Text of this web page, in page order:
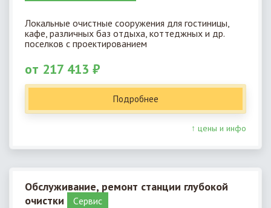
Локальные очистные сооружения для гостиницы,
кафе, различных баз отдыха, коттеджных и др.
поселков с проектированием
от 217 413 ₽
Подробнее
↑ цены и инфо
Обслуживание, ремонт станции глубокой
очистки
Cервис